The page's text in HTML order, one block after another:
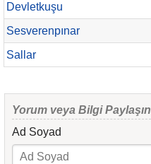
Devletkuşu
Sesverenpınar
Sallar
Yorum veya Bilgi Paylaşın
Ad Soyad